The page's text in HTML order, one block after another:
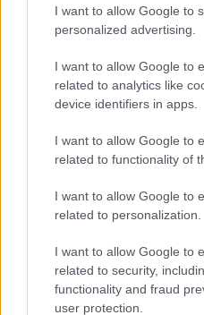
I want to allow Google to
personalized advertising.
I want to allow Google to
related to analytics like
device identifiers in apps.
I want to allow Google to
related to functionality of
I want to allow Google to
related to personalization.
I want to allow Google to
related to security,
functionality and fraud
user protection.
Νωρίτερα το
στη θάλασσα λόγω
διάρκεια «πτήσης
διευκρινίσει τον
φύση της αποστολής
Τα σχολιά σας δημοσιεύονται